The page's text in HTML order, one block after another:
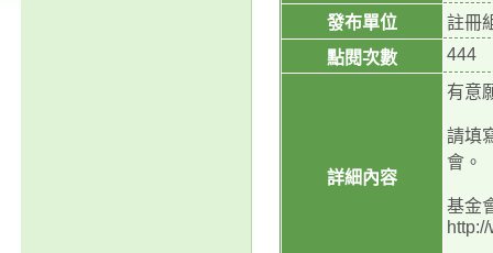
發布單位
註冊
點閱次數
444
詳細內容
有意
請填
會。
基金